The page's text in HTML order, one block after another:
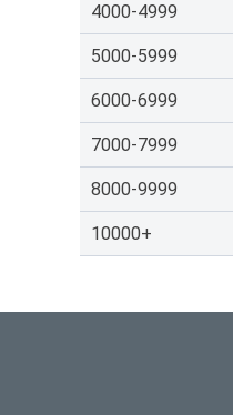
4000-4999
5000-5999
6000-6999
7000-7999
8000-9999
10000+